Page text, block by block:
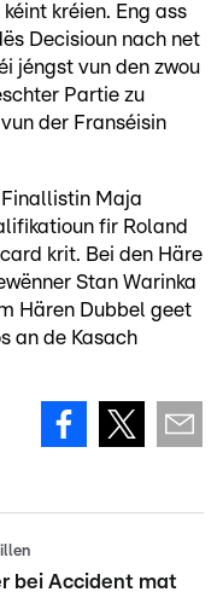
kréien. Eng ass
Decisioun nach net
jéngst vun den zwou
Partie zu
der Franséisin
Maja
fir Roland
krit. Bei den Häre
Stan Warinka
Hären Dubbel geet
an de Kasach
bei Accident mat